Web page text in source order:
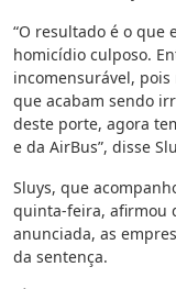
“O resultado é o que
homicídio culposo.
incomensurável,
que acabam sendo
deste porte, agora
e da AirBus”, disse
Sluys, que
quinta-feira, afirmou
anunciada, as
da sentença.